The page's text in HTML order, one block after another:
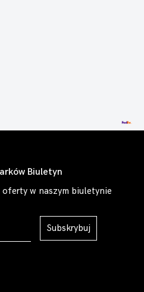
Biuletyn
w naszym biuletynie
Subskrybuj